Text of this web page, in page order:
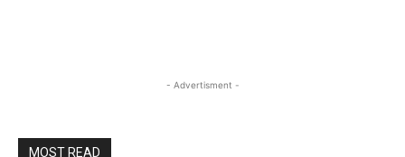
- Advertisment -
MOST READ